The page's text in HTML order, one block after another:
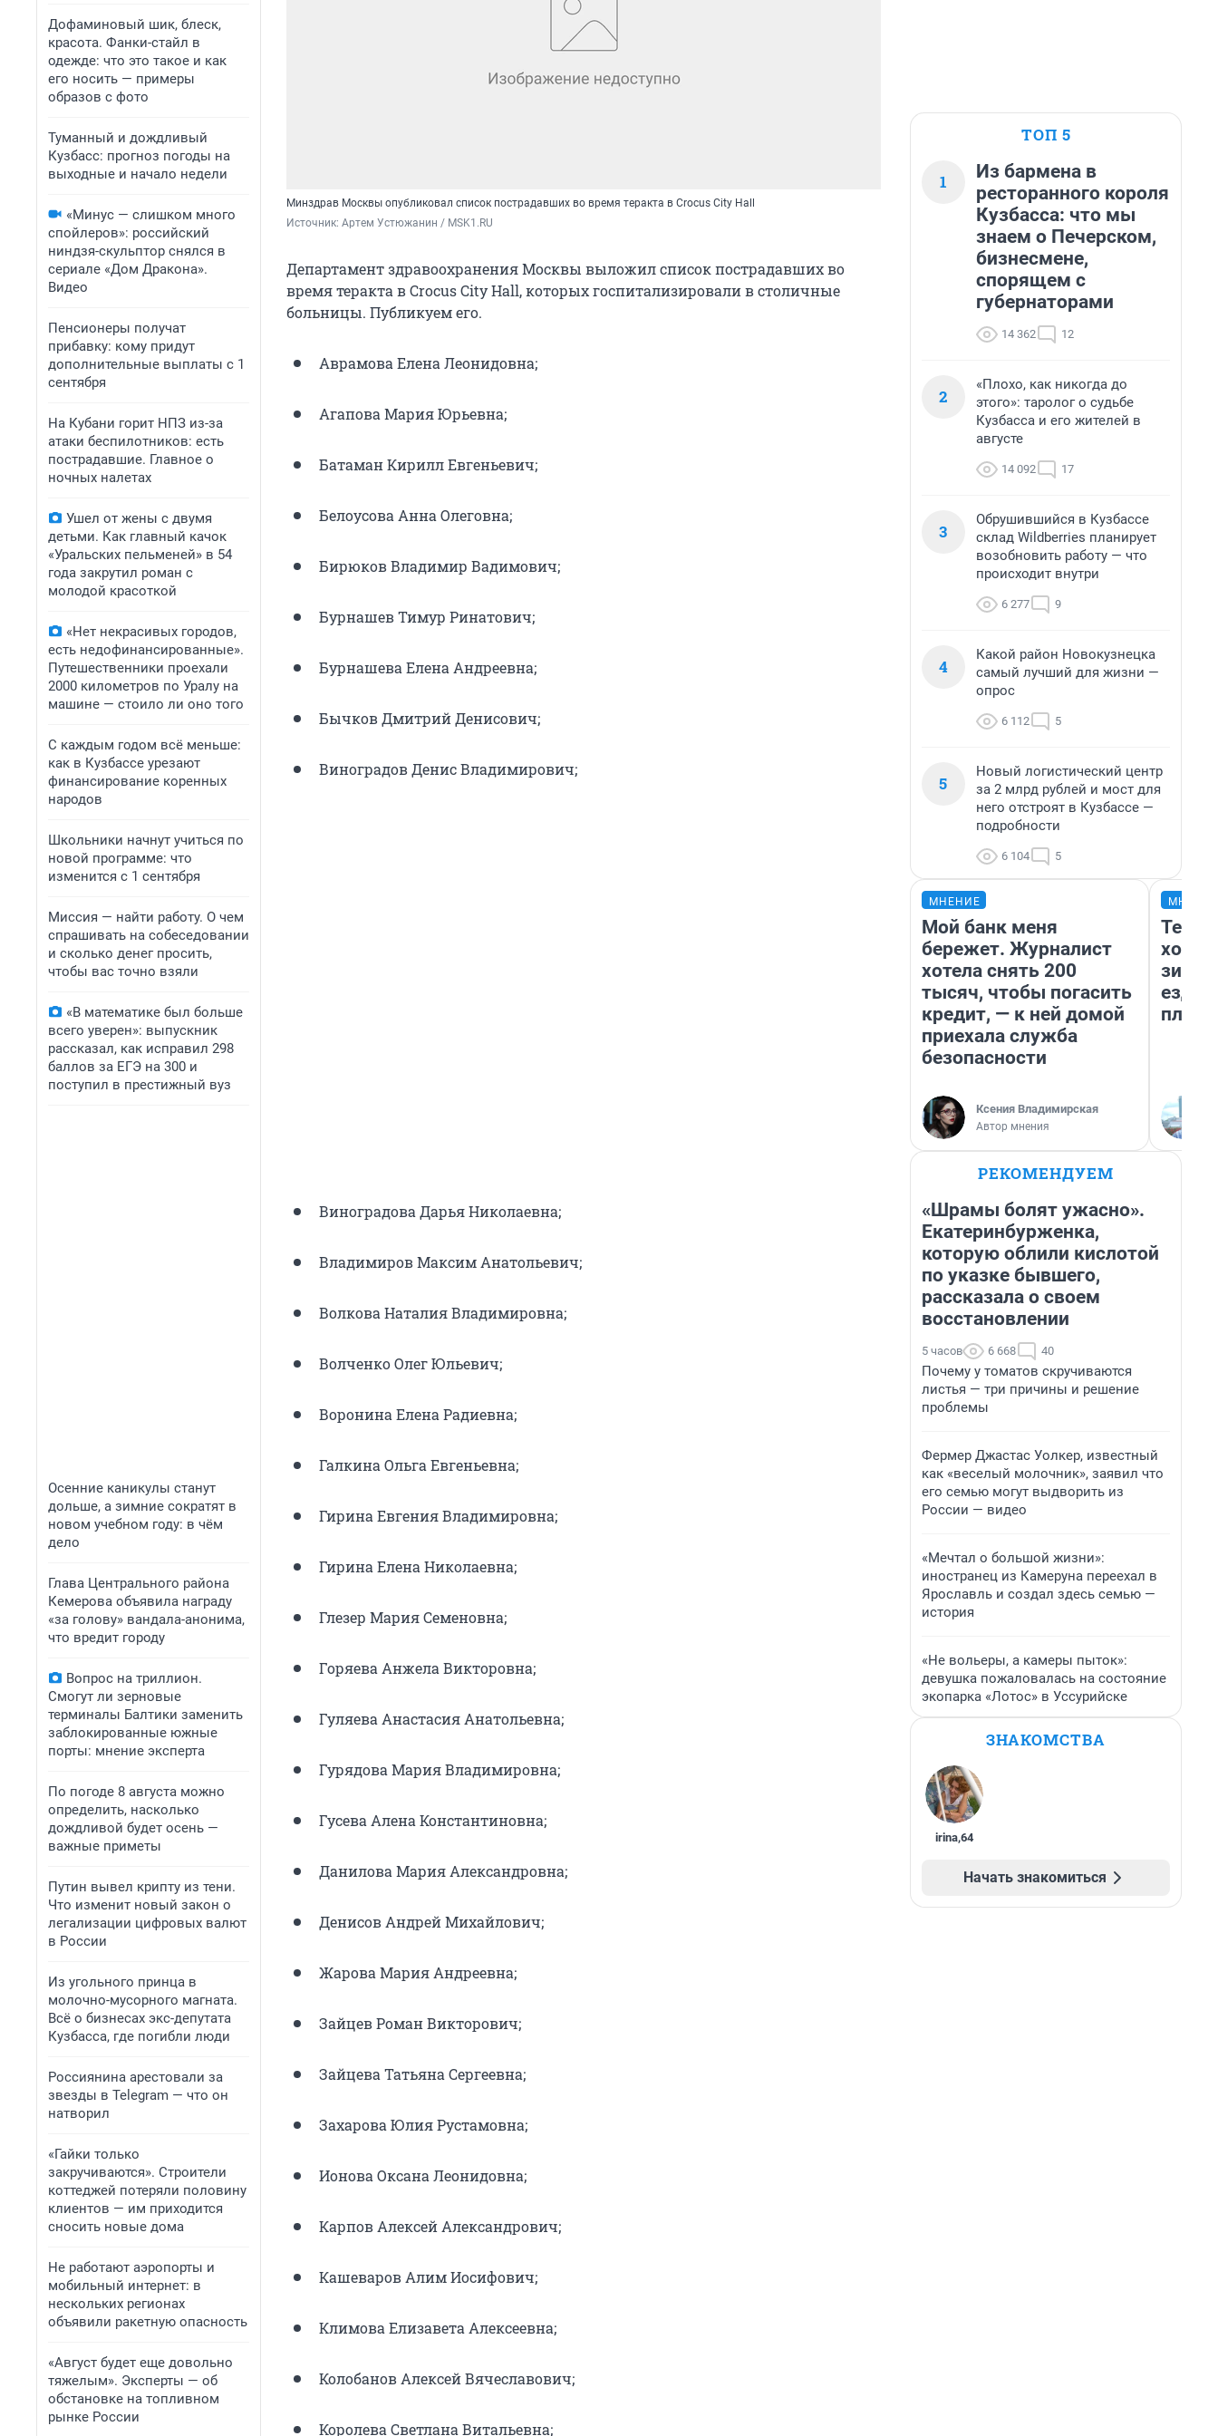
Дофаминовый шик, блеск,
красота. Фанки-стайл в
одежде: что это такое и как
его носить — примеры
образов с фото
Туманный и дождливый
Кузбасс: прогноз погоды на
выходные и начало недели
«Минус — слишком много
спойлеров»: российский
ниндзя-скульптор снялся в
сериале «Дом Дракона».
Видео
Пенсионеры получат
прибавку: кому придут
дополнительные выплаты с 1
сентября
На Кубани горит НПЗ из-за
атаки беспилотников: есть
пострадавшие. Главное о
ночных налетах
Ушел от жены с двумя
детьми. Как главный качок
«Уральских пельменей» в 54
года закрутил роман с
молодой красоткой
«Нет некрасивых городов,
есть недофинансированные».
Путешественники проехали
2000 километров по Уралу на
машине — стоило ли оно того
С каждым годом всё меньше:
как в Кузбассе урезают
финансирование коренных
народов
Школьники начнут учиться по
новой программе: что
изменится с 1 сентября
Миссия — найти работу. О чем
спрашивать на собеседовании
и сколько денег просить,
чтобы вас точно взяли
«В математике был больше
всего уверен»: выпускник
рассказал, как исправил 298
баллов за ЕГЭ на 300 и
поступил в престижный вуз
Осенние каникулы станут
дольше, а зимние сократят в
новом учебном году: в чём
дело
Глава Центрального района
Кемерова объявила награду
«за голову» вандала-анонима,
что вредит городу
Вопрос на триллион.
Смогут ли зерновые
терминалы Балтики заменить
заблокированные южные
порты: мнение эксперта
По погоде 8 августа можно
определить, насколько
дождливой будет осень —
важные приметы
Путин вывел крипту из тени.
Что изменит новый закон о
легализации цифровых валют
в России
Из угольного принца в
молочно-мусорного магната.
Всё о бизнесах экс-депутата
Кузбасса, где погибли люди
Россиянина арестовали за
звезды в Telegram — что он
натворил
«Гайки только
закручиваются». Строители
коттеджей потеряли половину
клиентов — им приходится
сносить новые дома
Не работают аэропорты и
мобильный интернет: в
нескольких регионах
объявили ракетную опасность
«Август будет еще довольно
тяжелым». Эксперты — об
обстановке на топливном
рынке России
Минздрав Москвы опубликовал список пострадавших во время теракта в Crocus City Hall
Источник: Артем Устюжанин / MSK1.RU
Департамент здравоохранения Москвы выложил список пострадавших во
время теракта в Crocus City Hall, которых госпитализировали в столичные
больницы. Публикуем его.
Аврамова Елена Леонидовна;
Агапова Мария Юрьевна;
Батаман Кирилл Евгеньевич;
Белоусова Анна Олеговна;
Бирюков Владимир Вадимович;
Бурнашев Тимур Ринатович;
Бурнашева Елена Андреевна;
Бычков Дмитрий Денисович;
Виноградов Денис Владимирович;
Виноградова Дарья Николаевна;
Владимиров Максим Анатольевич;
Волкова Наталия Владимировна;
Волченко Олег Юльевич;
Воронина Елена Радиевна;
Галкина Ольга Евгеньевна;
Гирина Евгения Владимировна;
Гирина Елена Николаевна;
Глезер Мария Семеновна;
Горяева Анжела Викторовна;
Гуляева Анастасия Анатольевна;
Гурядова Мария Владимировна;
Гусева Алена Константиновна;
Данилова Мария Александровна;
Денисов Андрей Михайлович;
Жарова Мария Андреевна;
Зайцев Роман Викторович;
Зайцева Татьяна Сергеевна;
Захарова Юлия Рустамовна;
Ионова Оксана Леонидовна;
Карпов Алексей Александрович;
Кашеваров Алим Иосифович;
Климова Елизавета Алексеевна;
Колобанов Алексей Вячеславович;
Королева Светлана Витальевна;
ТОП 5
1
Из бармена в
ресторанного короля
Кузбасса: что мы
знаем о Печерском,
бизнесмене,
спорящем с
губернаторами
14 362 12
2
«Плохо, как никогда до
этого»: таролог о судьбе
Кузбасса и его жителей в
августе
14 092 17
3
Обрушившийся в Кузбассе
склад Wildberries планирует
возобновить работу — что
происходит внутри
6 277 9
4
Какой район Новокузнецка
самый лучший для жизни —
опрос
6 112 5
5
Новый логистический центр
за 2 млрд рублей и мост для
него отстроят в Кузбассе —
подробности
6 104 5
МНЕНИЕ
Мой банк меня
бережет. Журналист
хотела снять 200
тысяч, чтобы погасить
кредит, — к ней домой
приехала служба
безопасности
Ксения Владимирская
Автор мнения
ездит
РЕКОМЕНДУЕМ
«Шрамы болят ужасно».
Екатеринбурженка,
которую облили кислотой
по указке бывшего,
рассказала о своем
восстановлении
5 часов 6 668 40
Почему у томатов скручиваются
листья — три причины и решение
проблемы
Фермер Джастас Уолкер, известный
как «веселый молочник», заявил что
его семью могут выдворить из
России — видео
«Мечтал о большой жизни»:
иностранец из Камеруна переехал в
Ярославль и создал здесь семью —
история
«Не вольеры, а камеры пыток»:
девушка пожаловалась на состояние
экопарка «Лотос» в Уссурийске
ЗНАКОМСТВА
irina,64
Начать знакомиться